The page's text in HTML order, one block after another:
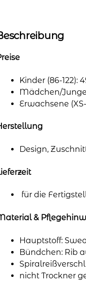
Kinder (86-122):
Mädchen/
Erwachsene
Design,
für die
&
Hauptstoff:
Bündchen: Rib
nicht Trockner